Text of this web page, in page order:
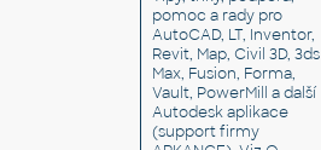
pomoc a rady pro
AutoCAD, LT, Inventor,
Revit, Map, Civil 3D, 3ds
Max, Fusion, Forma,
Vault, PowerMill a další
Autodesk aplikace
(support firmy